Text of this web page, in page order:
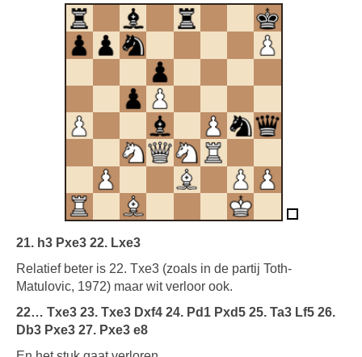
21. h3 Pxe3 22. Lxe3
Relatief beter is 22. Txe3 (zoals in de partij Toth-
Matulovic, 1972) maar wit verloor ook.
22… Txe3 23. Txe3 Dxf4 24. Pd1 Pxd5 25. Ta3 Lf5 26.
Db3 Pxe3 27. Pxe3 e8